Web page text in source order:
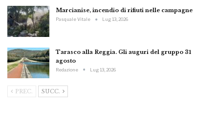
Marcianise, incendio di rifiuti nelle campagne
Pasquale Vitale Lug 13, 2026
Tarasco alla Reggia. Gli auguri del gruppo 31
agosto
Redazione Lug 13, 2026
PREC. SUCC.